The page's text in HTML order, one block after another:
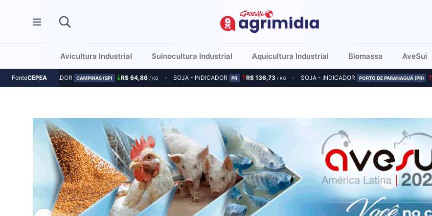
Avicultura Industrial Suinocultura Industrial Aquicultura Industrial Biomassa AveSui
FonteCEPEA
MILHO - INDICADOR CAMPINAS (SP) R$ 64,86 / KG SOJA - INDICADOR PR R$ 136,73/ KG SOJA - INDICADOR PORTO DE PARANAGUÁ (PR)